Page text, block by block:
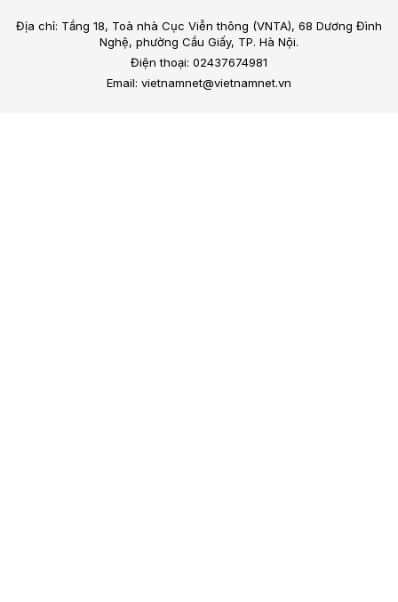
Địa chỉ: Tầng 18, Toà nhà Cục Viễn thông (VNTA), 68 Dương Đình
Nghệ, phường Cầu Giấy, TP. Hà Nội.
Điện thoại: 02437674981
Email: vietnamnet@vietnamnet.vn